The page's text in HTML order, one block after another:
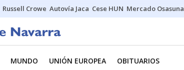
Russell Crowe Autovía Jaca Cese HUN Mercado Osasuna
MUNDO UNIÓN EUROPEA OBITUARIOS